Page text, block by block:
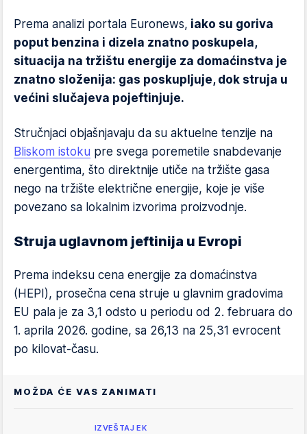
Prema analizi portala Euronews, iako su goriva
poput benzina i dizela znatno poskupela,
situacija na tržištu energije za domaćinstva je
znatno složenija: gas poskupljuje, dok struja u
većini slučajeva pojeftinjuje.
Stručnjaci objašnjavaju da su aktuelne tenzije na
Bliskom istoku pre svega poremetile snabdevanje
energentima, što direktnije utiče na tržište gasa
nego na tržište električne energije, koje je više
povezano sa lokalnim izvorima proizvodnje.
Struja uglavnom jeftinija u Evropi
Prema indeksu cena energije za domaćinstva
(HEPI), prosečna cena struje u glavnim gradovima
EU pala je za 3,1 odsto u periodu od 2. februara do
1. aprila 2026. godine, sa 26,13 na 25,31 evrocent
po kilovat-času.
MOŽDA ĆE VAS ZANIMATI
IZVEŠTAJ EK